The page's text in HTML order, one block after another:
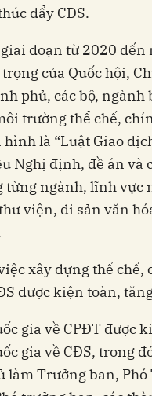
đẩy CĐS.
đoạn từ 2020 đến
của Quốc hội,
phủ, các bộ, ngành
trường thể chế,
hình là “Luật Giao
Nghị định, đề án và
từng ngành, lĩnh vực
viện, di sản văn
xây dựng thể chế,
được kiện toàn,
gia về CPĐT được
gia về CĐS, trong
làm Trưởng ban,